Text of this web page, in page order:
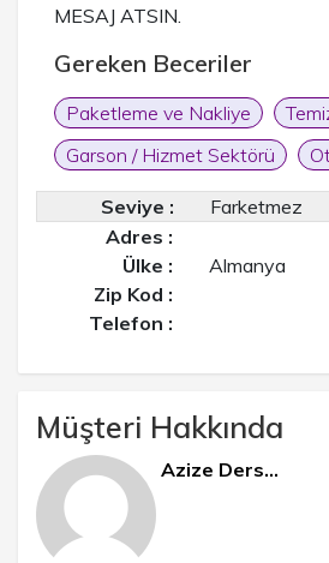
MESAJ ATSIN.
Gereken Beceriler
Paketleme ve Nakliye
Garson / Hizmet Sektörü
Seviye :
Farketmez
Adres :
Ülke :
Almanya
Zip Kod :
Telefon :
Müşteri Hakkında
Azize Ders...